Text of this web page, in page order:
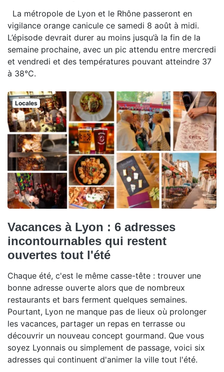
La métropole de Lyon et le Rhône passeront en
vigilance orange canicule ce samedi 8 août à midi.
L’épisode devrait durer au moins jusqu’à la fin de la
semaine prochaine, avec un pic attendu entre mercredi
et vendredi et des températures pouvant atteindre 37
à 38°C.
Locales
Vacances à Lyon : 6 adresses
incontournables qui restent
ouvertes tout l'été
Chaque été, c'est le même casse-tête : trouver une
bonne adresse ouverte alors que de nombreux
restaurants et bars ferment quelques semaines.
Pourtant, Lyon ne manque pas de lieux où prolonger
les vacances, partager un repas en terrasse ou
découvrir un nouveau concept gourmand. Que vous
soyez Lyonnais ou simplement de passage, voici six
adresses qui continuent d'animer la ville tout l'été.